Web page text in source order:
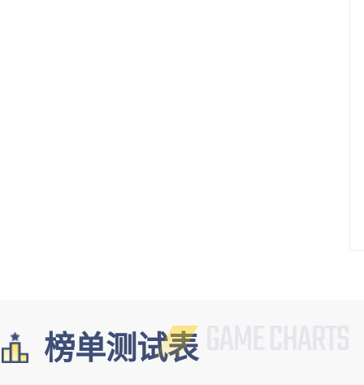
榜单测试表